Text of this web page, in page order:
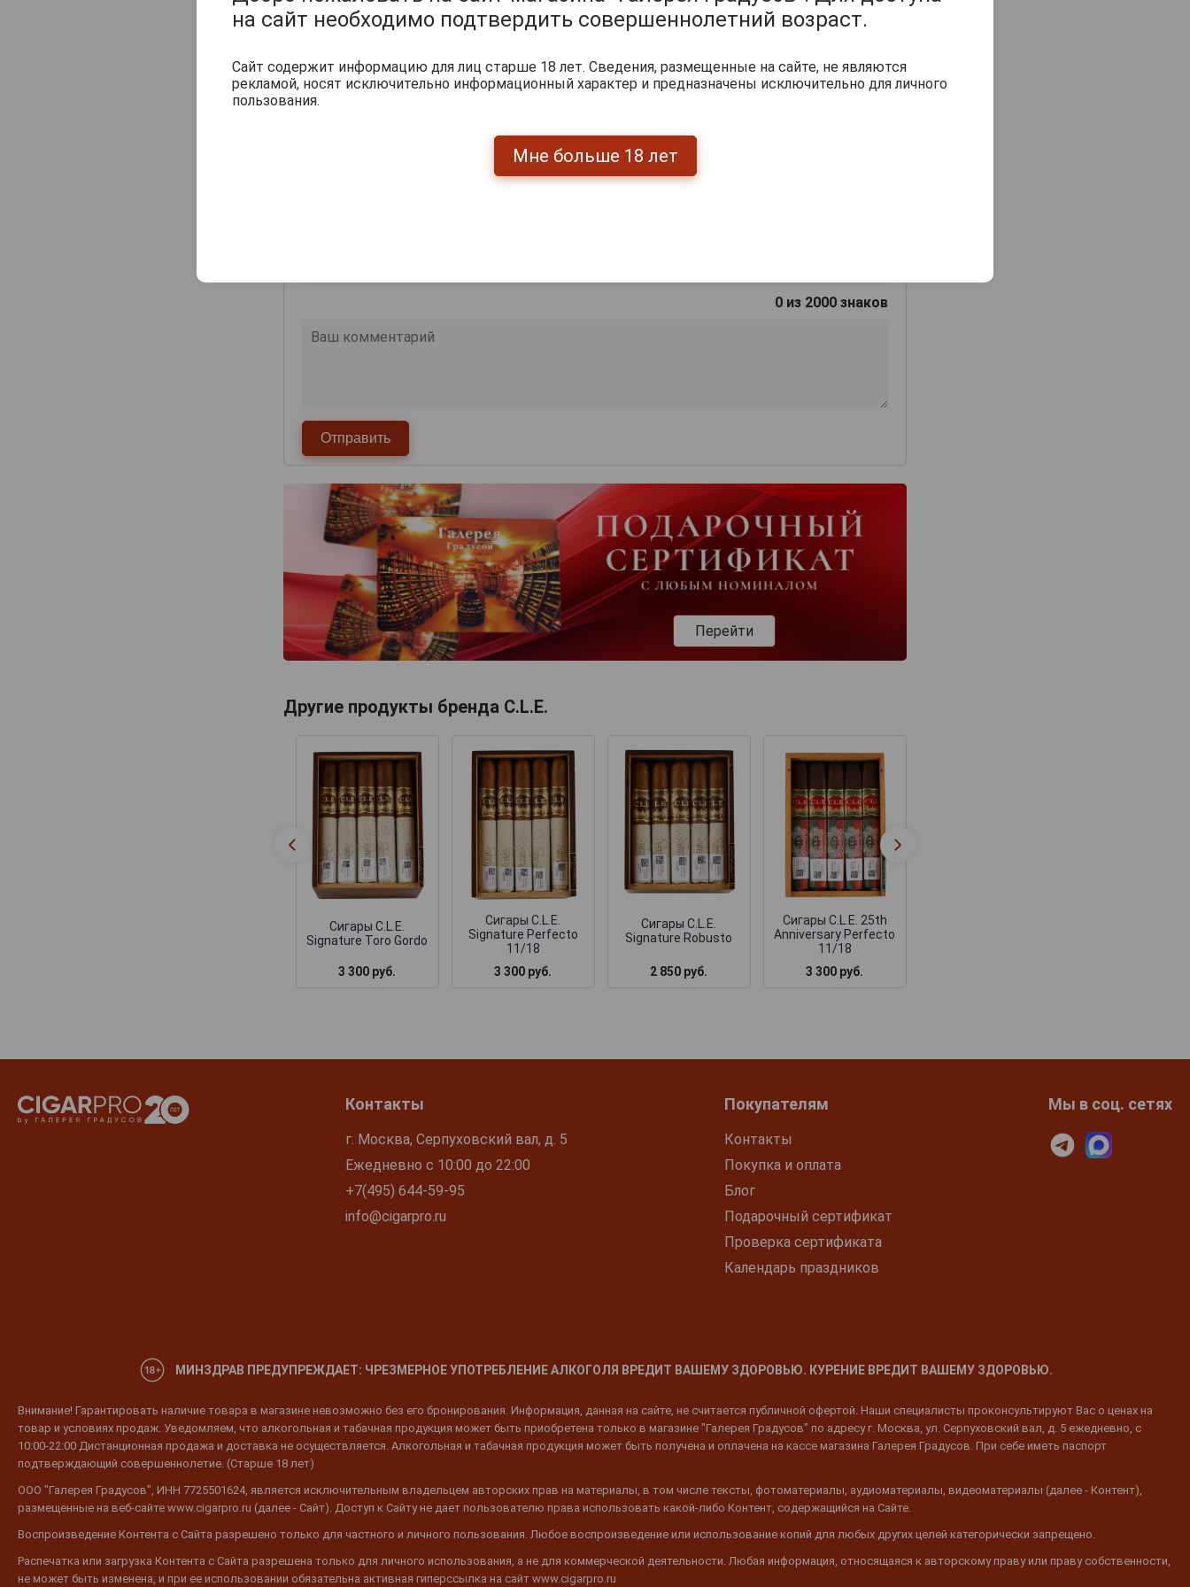
0 из 2000 знаков
Перейти
Другие продукты бренда C.L.E.
Сигары C.L.E.
Signature Toro Gordo
3 300 руб.
Сигары C.L.E.
Signature Perfecto
11/18
3 300 руб.
Сигары C.L.E.
Signature Robusto
2 850 руб.
Сигары C.L.E. 25th
Anniversary Perfecto
11/18
3 300 руб.
Контакты
г. Москва, Серпуховский вал, д. 5
Ежедневно с 10:00 до 22:00
+7(495) 644-59-95
info@cigarpro.ru
Покупателям
Контакты
Покупка и оплата
Блог
Подарочный сертификат
Проверка сертификата
Календарь праздников
Мы в соц. сетях
МИНЗДРАВ ПРЕДУПРЕЖДАЕТ: ЧРЕЗМЕРНОЕ УПОТРЕБЛЕНИЕ АЛКОГОЛЯ ВРЕДИТ ВАШЕМУ ЗДОРОВЬЮ. КУРЕНИЕ ВРЕДИТ ВАШЕМУ ЗДОРОВЬЮ.
Внимание! Гарантировать наличие товара в магазине невозможно без его бронирования. Информация, данная на сайте, не считается публичной офертой. Наши специалисты проконсультируют Вас о ценах на
товар и условиях продаж. Уведомляем, что алкогольная и табачная продукция может быть приобретена только в магазине "Галерея Градусов" по адресу г. Москва, ул. Серпуховский вал, д. 5 ежедневно, с
10:00-22:00 Дистанционная продажа и доставка не осуществляется. Алкогольная и табачная продукция может быть получена и оплачена на кассе магазина Галерея Градусов. При себе иметь паспорт
подтверждающий совершеннолетие. (Старше 18 лет)
ООО "Галерея Градусов", ИНН 7725501624, является исключительным владельцем авторских прав на материалы, в том числе тексты, фотоматериалы, аудиоматериалы, видеоматериалы (далее - Контент),
размещенные на веб-сайте www.cigarpro.ru (далее - Сайт). Доступ к Сайту не дает пользователю права использовать какой-либо Контент, содержащийся на Сайте.
Воспроизведение Контента с Сайта разрешено только для частного и личного пользования. Любое воспроизведение или использование копий для любых других целей категорически запрещено.
Распечатка или загрузка Контента с Сайта разрешена только для личного использования, а не для коммерческой деятельности. Любая информация, относящаяся к авторскому праву или праву собственности,
не может быть изменена, и при ее использовании обязательна активная гиперссылка на сайт www.cigarpro.ru
на сайт необходимо подтвердить совершеннолетний возраст.
Сайт содержит информацию для лиц старше 18 лет. Сведения, размещенные на сайте, не являются
рекламой, носят исключительно информационный характер и предназначены исключительно для личного
пользования.
Мне больше 18 лет